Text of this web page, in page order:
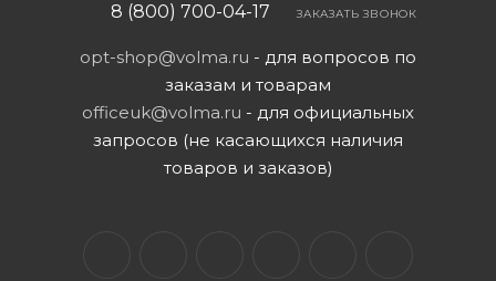
8 (800) 700-04-17 ЗАКАЗАТЬ ЗВОНОК
opt-shop@volma.ru - для вопросов по
заказам и товарам
officeuk@volma.ru - для официальных
запросов (не касающихся наличия
товаров и заказов)